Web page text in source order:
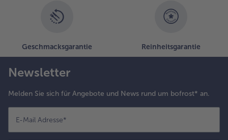
Geschmacksgarantie Reinheitsgarantie
Newsletter
Melden Sie sich für Angebote und News rund um bofrost* an.
E-Mail Adresse*